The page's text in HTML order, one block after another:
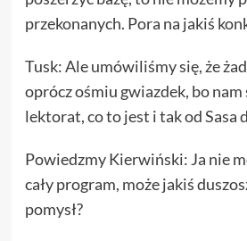
przekonanych. Pora na jakiś
Tusk: Ale umówiliśmy się, że
oprócz ośmiu gwiazdek, bo
lektorat, co to jest i tak od Sasa
Powiedzmy Kierwiński: Ja nie
cały program, może jakiś
pomysł?